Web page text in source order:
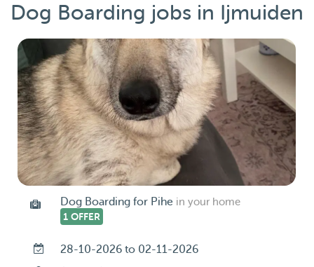
Dog Boarding jobs in Ijmuiden
Dog Boarding for Pihe in your home
1 OFFER
28-10-2026 to 02-11-2026